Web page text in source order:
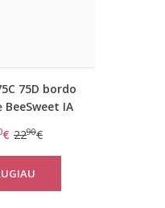
75D bordo
BeeSweet IA
€ 2290€